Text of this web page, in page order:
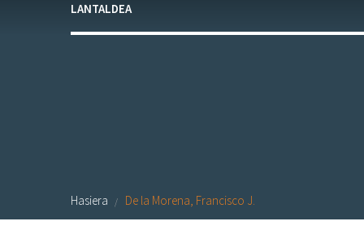
LANTALDEA
Hasiera De la Morena, Francisco J.